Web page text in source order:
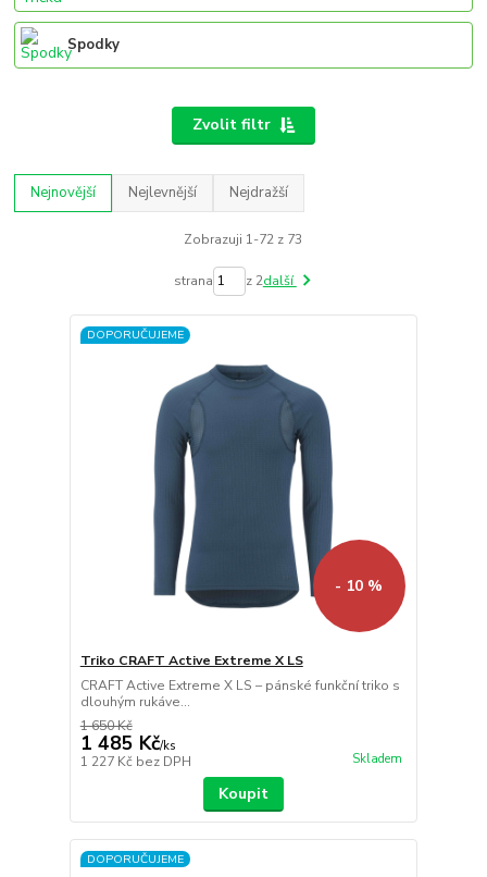
Spodky
Zvolit filtr
Nejnovější Nejlevnější Nejdražší
Zobrazuji 1-72 z 73
strana z 2další
DOPORUČUJEME
- 10 %
Triko CRAFT Active Extreme X LS
CRAFT Active Extreme X LS – pánské funkční triko s
dlouhým rukáve...
1 650 Kč
1 485 Kč/ks
1 227 Kč bez DPH Skladem
Koupit
DOPORUČUJEME